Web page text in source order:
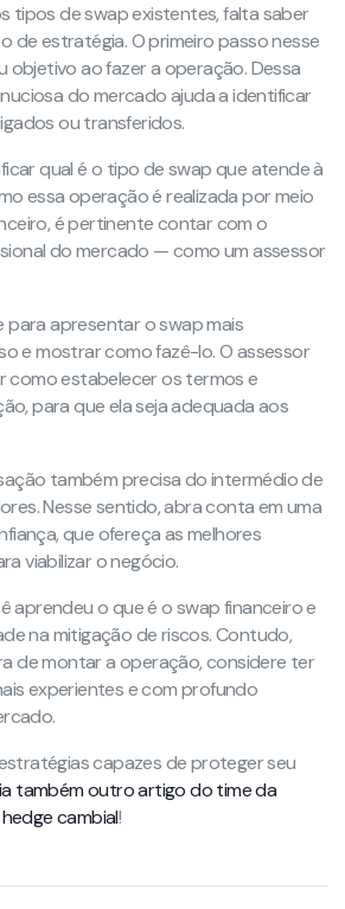
tipos de swap existentes, falta saber
de estratégia. O primeiro passo nesse
objetivo ao fazer a operação. Dessa
do mercado ajuda a identificar
ou transferidos.
qual é o tipo de swap que atende à
essa operação é realizada por meio
é pertinente contar com o
do mercado — como um assessor
para apresentar o swap mais
e mostrar como fazê-lo. O assessor
como estabelecer os termos e
para que ela seja adequada aos
também precisa do intermédio de
Nesse sentido, abra conta em uma
que ofereça as melhores
viabilizar o negócio.
aprendeu o que é o swap financeiro e
na mitigação de riscos. Contudo,
de montar a operação, considere ter
experientes e com profundo
capazes de proteger seu
também outro artigo do time da
cambial!